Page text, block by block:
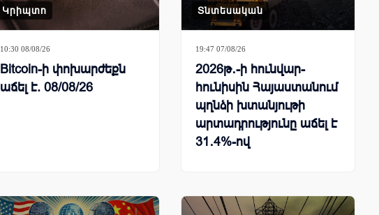
Կրիպտո
10:30 08/08/26
Bitcoin-ի փոխարժեքն
աճել է. 08/08/26
Տնտեսական
19:47 07/08/26
2026թ․-ի հունվար-
հունիսին Հայաստանում
պղնձի խտանյութի
արտադրությունը աճել է
31․4%-ով